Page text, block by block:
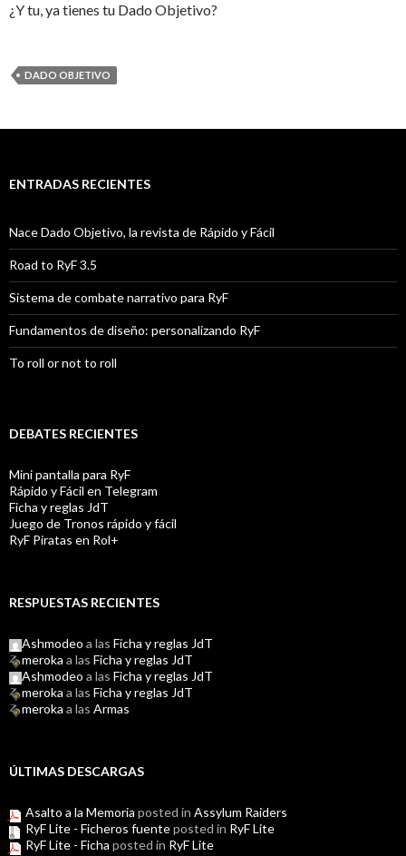
¿Y tu, ya tienes tu Dado Objetivo?
DADO OBJETIVO
ENTRADAS RECIENTES
Nace Dado Objetivo, la revista de Rápido y Fácil
Road to RyF 3.5
Sistema de combate narrativo para RyF
Fundamentos de diseño: personalizando RyF
To roll or not to roll
DEBATES RECIENTES
Mini pantalla para RyF
Rápido y Fácil en Telegram
Ficha y reglas JdT
Juego de Tronos rápido y fácil
RyF Piratas en Rol+
RESPUESTAS RECIENTES
Ashmodeo a las Ficha y reglas JdT
meroka a las Ficha y reglas JdT
Ashmodeo a las Ficha y reglas JdT
meroka a las Ficha y reglas JdT
meroka a las Armas
ÚLTIMAS DESCARGAS
Asalto a la Memoria posted in Assylum Raiders
RyF Lite - Ficheros fuenteposted in RyF Lite
RyF Lite - Ficha posted in RyF Lite